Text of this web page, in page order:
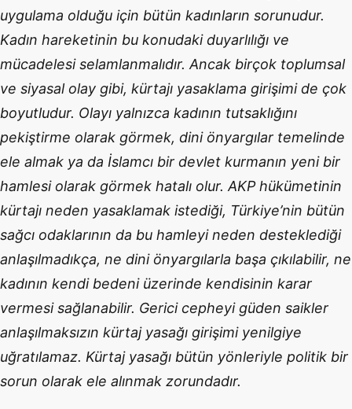
uygulama olduğu için bütün kadınların sorunudur.
Kadın hareketinin bu konudaki duyarlılığı ve
mücadelesi selamlanmalıdır. Ancak birçok toplumsal
ve siyasal olay gibi, kürtajı yasaklama girişimi de çok
boyutludur. Olayı yalnızca kadının tutsaklığını
pekiştirme olarak görmek, dini önyargılar temelinde
ele almak ya da İslamcı bir devlet kurmanın yeni bir
hamlesi olarak görmek hatalı olur. AKP hükümetinin
kürtajı neden yasaklamak istediği, Türkiye’nin bütün
sağcı odaklarının da bu hamleyi neden desteklediği
anlaşılmadıkça, ne dini önyargılarla başa çıkılabilir, ne
kadının kendi bedeni üzerinde kendisinin karar
vermesi sağlanabilir. Gerici cepheyi güden saikler
anlaşılmaksızın kürtaj yasağı girişimi yenilgiye
uğratılamaz. Kürtaj yasağı bütün yönleriyle politik bir
sorun olarak ele alınmak zorundadır.